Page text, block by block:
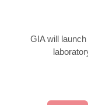
GIA will